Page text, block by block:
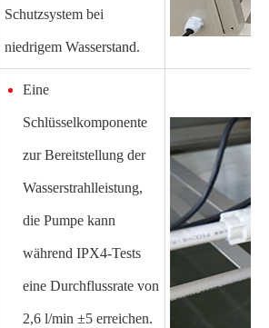
Schutzsystem bei
niedrigem Wasserstand.
Eine
Schlüsselkomponente
zur Bereitstellung der
Wasserstrahlleistung,
die Pumpe kann
während IPX4-Tests
eine Durchflussrate von
2,6 l/min ±5 erreichen.